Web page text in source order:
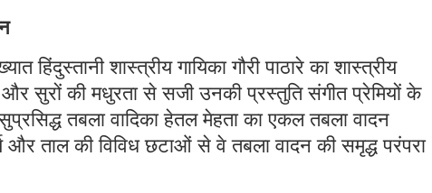
हिंदुस्तानी शास्त्रीय गायिका गौरी पाठारे का शास्त्रीय
और सुरों की मधुरता से सजी उनकी प्रस्तुति संगीत प्रेमियों के
तबला वादिका हेतल मेहता का एकल तबला वादन
और ताल की विविध छटाओं से वे तबला वादन की समृद्ध परंपरा